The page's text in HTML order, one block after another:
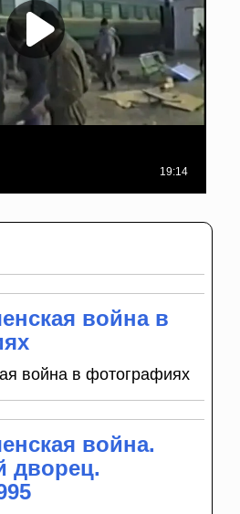
война в
война в фотографиях
война.
дворец.